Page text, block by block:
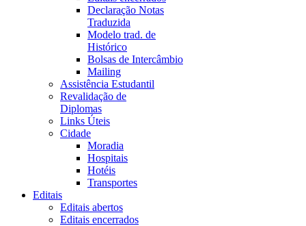
Declaração Notas
Traduzida
Modelo trad. de
Histórico
Bolsas de Intercâmbio
Mailing
Assistência Estudantil
Revalidação de
Diplomas
Links Úteis
Cidade
Moradia
Hospitais
Hotéis
Transportes
Editais
Editais abertos
Editais encerrados